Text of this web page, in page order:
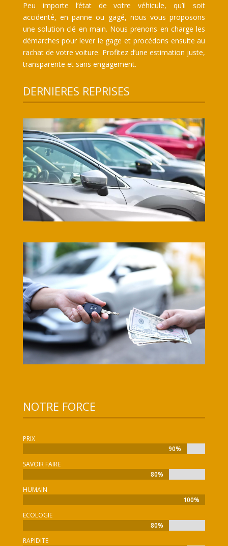
Peu importe l’état de votre véhicule, qu’il soit
accidenté, en panne ou gagé, nous vous proposons
une solution clé en main. Nous prenons en charge les
démarches pour lever le gage et procédons ensuite au
rachat de votre voiture. Profitez d’une estimation juste,
transparente et sans engagement.
DERNIERES REPRISES
NOTRE FORCE
PRIX
90%
90%
SAVOIR FAIRE
80%
80%
HUMAIN
100%
100%
ECOLOGIE
80%
80%
RAPIDITE